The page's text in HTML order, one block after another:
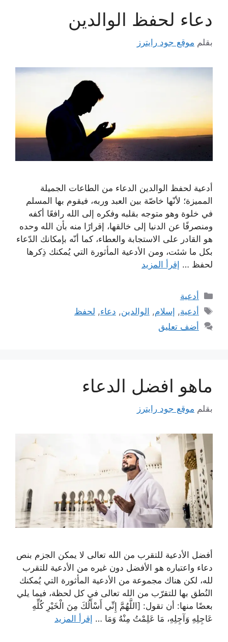
دعاء لحفظ الوالدين
بقلم موقع جود رايترز
أدعية لحفظ الوالدين الدعاء من الطاعات الجميلة
المميزة؛ لأنّها خاصّة بين العبد وربه، فيقوم بها المسلم
في خلوة وهو متوجه بقلبه وفكره إلى الله رافعًا أكفه
ومنصرفًا عن الدنيا إلى خالقها، إقرارًا منه بأن الله وحده
هو القادر على الاستجابة والعطاء، كما أنّه بإمكانك الدّعاء
بكل ما شئت، ومن الأدعية المأثورة التي يُمكنك ذِكرها
لحفظ … إقرأ المزيد
التصنيفات
أدعية
الوسوم
أدعية, إسلام, الوالدين, دعاء, لحفظ
أضف تعليق
ماهو افضل الدعاء
بقلم موقع جود رايترز
أفضل الأدعية للتقرب من الله تعالى لا يمكن الجزم بنص
دعاء واعتباره هو الأفضل دون غيره من الأدعية للتقرب
لله، لكن هناك مجموعة من الأدعية المأثورة التي يُمكنك
النُطق بها للتقرّب من الله تعالى في كل لحظة، فيما يلي
بعضًا منها: أن تقول: [اللَّهُمَّ إِنِّي أَسْأَلُكَ مِنَ الْخَيْرِ كُلِّهِ
عَاجِلِهِ وَآجِلِهِ، مَا عَلِمْتُ مِنْهُ وَمَا … إقرأ المزيد